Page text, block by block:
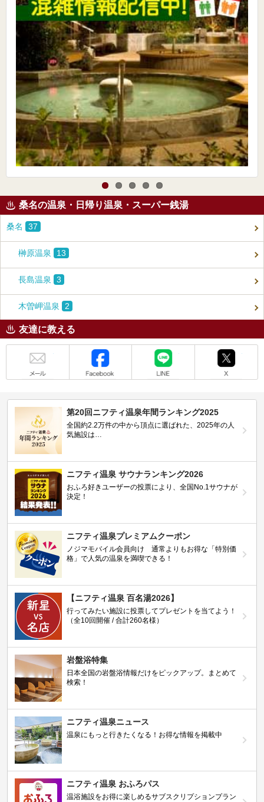
桑名の温泉・日帰り温泉・スーパー銭湯
桑名 37
榊原温泉 13
長島温泉 3
木曽岬温泉 2
友達に教える
第20回ニフティ温泉年間ランキング2025
全国約2.2万件の中から頂点に選ばれた、2025年の人
気施設は…
ニフティ温泉 サウナランキング2026
おふろ好きユーザーの投票により、全国No.1サウナが
決定！
ニフティ温泉プレミアムクーポン
ノジマモバイル会員向け 通常よりもお得な「特別価
格」で人気の温泉を満喫できる！
【ニフティ温泉 百名湯2026】
行ってみたい施設に投票してプレゼントを当てよう！
（全10回開催 / 合計260名様）
岩盤浴特集
日本全国の岩盤浴情報だけをピックアップ。まとめて
検索！
ニフティ温泉ニュース
温泉にもっと行きたくなる！お得な情報を掲載中
ニフティ温泉 おふろパス
温浴施設をお得に楽しめるサブスクリプションプラン